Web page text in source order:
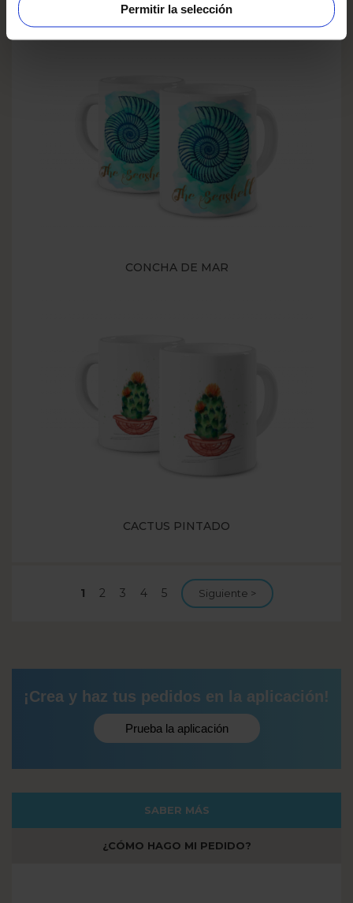
Permitir la selección
ESTRELLA DE MAR AZUL
CONCHA DE MAR
CACTUS PINTADO
Página
1 Página
2 Página
3 Página
4 Página
5 Siguiente página
Siguiente >
¡Crea y haz tus pedidos en la aplicación!
Prueba la aplicación
SABER MÁS
¿CÓMO HAGO MI PEDIDO?